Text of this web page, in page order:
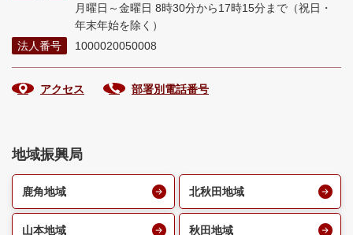
月曜日～金曜日 8時30分から17時15分まで （祝日・
年末年始を除く）
法人番号
1000020050008
アクセス 部署別電話番号
地域振興局
鹿角地域 北秋田地域
山本地域 秋田地域